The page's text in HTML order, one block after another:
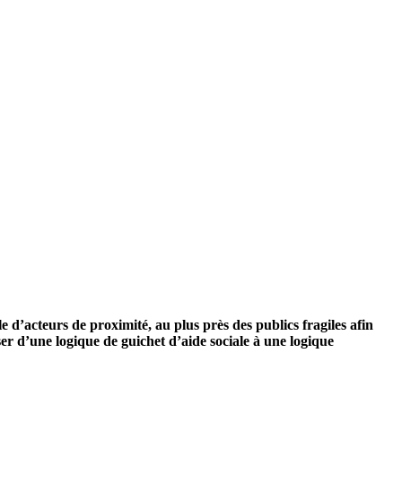
de proximité, au plus près des publics fragiles afin
d’une logique de guichet d’aide sociale à une logique